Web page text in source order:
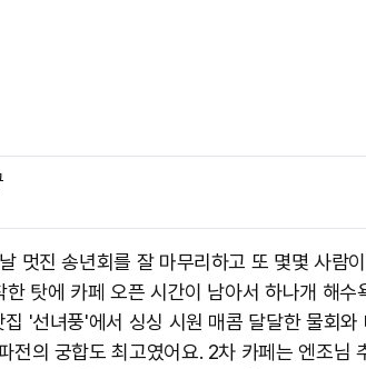
진 송년회를 잘 마무리하고 또 몇몇 사람
탓에 카페 오픈 시간이 남아서 하나개 해수
'선녀풍'에서 싱싱 시원 매콤 달달한 물회와
전의 궁합도 최고였어요. 2차 카페는 엔조님